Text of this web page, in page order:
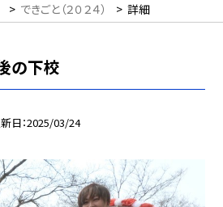
> できごと（２０２４） > 詳細
の下校
日 2025/03/24